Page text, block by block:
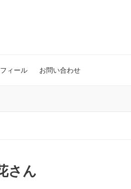
ィール お問い合わせ
さん